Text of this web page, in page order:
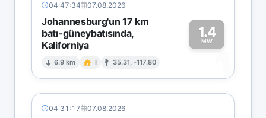
04:47:34 07.08.2026
Johannesburg'un 17 km
batı-güneybatısında,
Kaliforniya
6.9 km I 35.31, -117.80
1.4
MW
1
04:31:17 07.08.2026